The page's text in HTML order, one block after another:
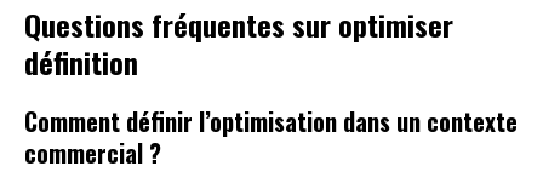
Questions fréquentes sur optimiser
définition
Comment définir l’optimisation dans un contexte
commercial ?